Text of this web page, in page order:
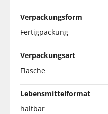
Verpackungsform
Fertigpackung
Verpackungsart
Flasche
Lebensmittelformat
haltbar